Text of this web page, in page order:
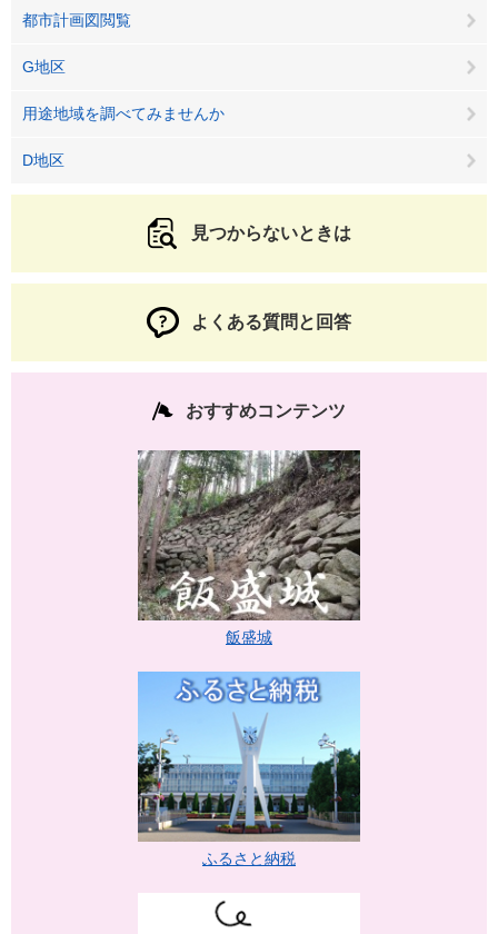
都市計画図閲覧
G地区
用途地域を調べてみませんか
D地区
見つからないときは
よくある質問と回答
おすすめコンテンツ
飯盛城
ふるさと納税